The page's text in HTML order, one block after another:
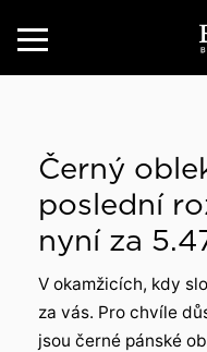
Černý
poslední
nyní za
V okamžicích, kdy
za vás. Pro chvíle
jsou černé pánské